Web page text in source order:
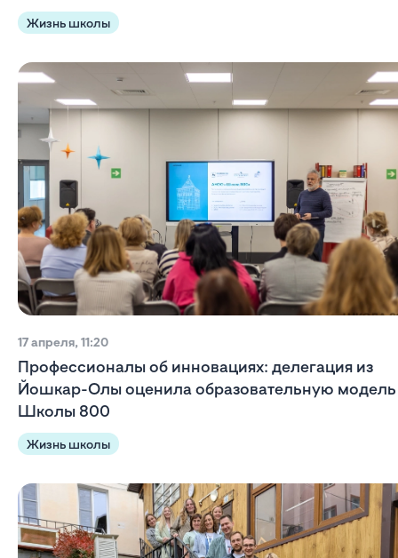
Жизнь школы
17 апреля, 11:20
Профессионалы об инновациях: делегация из
Йошкар-Олы оценила образовательную модель
Школы 800
Жизнь школы